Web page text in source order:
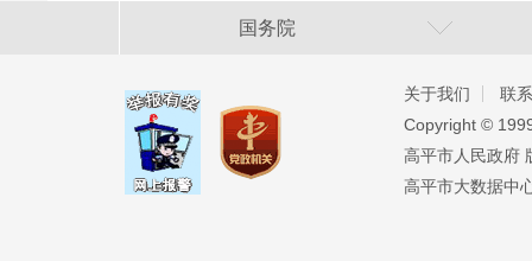
国务院
关于我们
联
Copyright ©️
高平市人民政府
高平市大数据